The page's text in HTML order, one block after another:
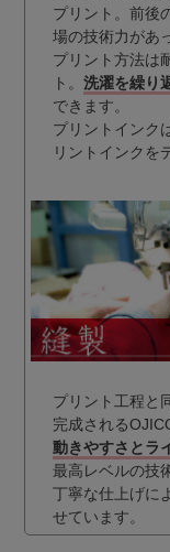
プリント。前後
場の技術力があ
プリント方法は
ト。 洗濯を繰り
できます。
プリントインク
リントインクを
プリント工程と
完成される
動きやすさとラ
最高レベルの技
丁寧な仕上げに
せています。